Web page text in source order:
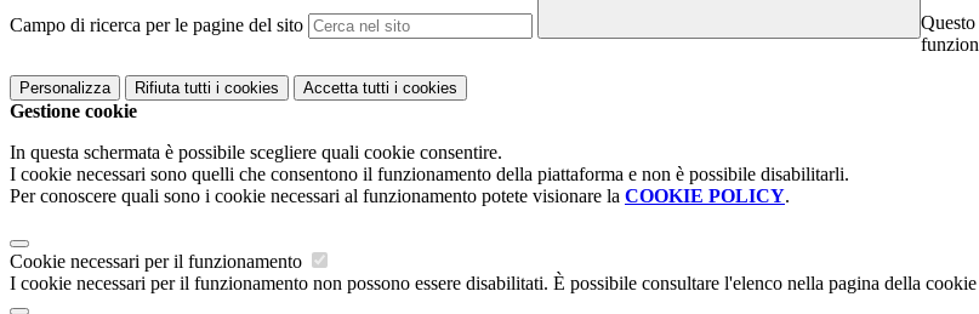
Campo di ricerca per le pagine del sito
Personalizza Rifiuta tutti i cookies Accetta tutti i cookies
Gestione cookie
In questa schermata è possibile scegliere quali cookie consentire.
I cookie necessari sono quelli che consentono il funzionamento della piattaforma e non è possibile disabilitarli.
Per conoscere quali sono i cookie necessari al funzionamento potete visionare la COOKIE POLICY.
Cookie necessari per il funzionamento
I cookie necessari per il funzionamento non possono essere disabilitati. È possibile consultare l'elenco nella pagina della